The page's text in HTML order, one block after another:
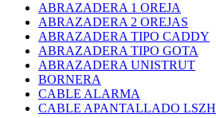
ABRAZADERA 1 OREJA
ABRAZADERA 2 OREJAS
ABRAZADERA TIPO CADDY
ABRAZADERA TIPO GOTA
ABRAZADERA UNISTRUT
BORNERA
CABLE ALARMA
CABLE APANTALLADO LSZH